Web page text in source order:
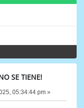
SE TIENE!
05:34:44 pm »